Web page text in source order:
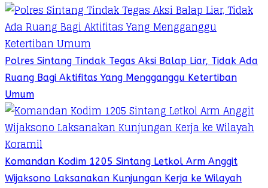
Polres Sintang Tindak Tegas Aksi Balap Liar, Tidak Ada
Ruang Bagi Aktifitas Yang Mengganggu Ketertiban
Umum
Komandan Kodim 1205 Sintang Letkol Arm Anggit
Wijaksono Laksanakan Kunjungan Kerja ke Wilayah